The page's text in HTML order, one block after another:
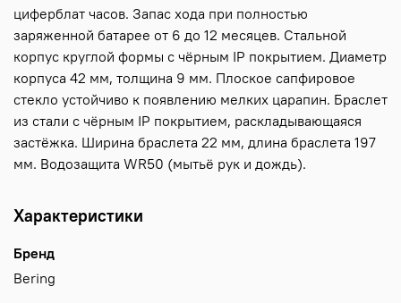
циферблат часов. Запас хода при полностью
заряженной батарее от 6 до 12 месяцев. Стальной
корпус круглой формы с чёрным IP покрытием. Диаметр
корпуса 42 мм, толщина 9 мм. Плоское сапфировое
стекло устойчиво к появлению мелких царапин. Браслет
из стали с чёрным IP покрытием, раскладывающаяся
застёжка. Ширина браслета 22 мм, длина браслета 197
мм. Водозащита WR50 (мытьё рук и дождь).
Характеристики
Бренд
Bering